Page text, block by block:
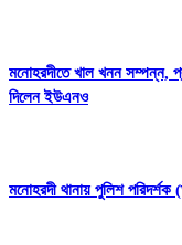
মনোহরদীতে খাল খনন সম্পন্ন,
দিলেন ইউএনও
মনোহরদী থানায় পুলিশ পরিদর্শক